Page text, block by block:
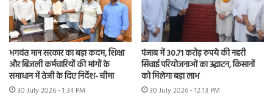
भगवंत मान सरकार का बड़ा कदम, शिक्षा
और बिजली कर्मचारियों की मांगों के
समाधान में तेजी के दिए निर्देश- चीमा
30 July 2026 - 1:34 PM
पंजाब में 30.71 करोड़ रुपये की नहरी
सिंचाई परियोजनाओं का उद्घाटन, किसानों
को मिलेगा बड़ा लाभ
30 July 2026 - 12:13 PM